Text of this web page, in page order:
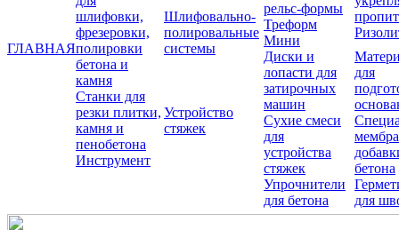
ГЛАВНАЯ
шлифовки,
фрезеровки,
полировки
бетона и
камня
Шлифовально-
полировальные
системы
Станки для
резки плитки,
камня и
пенобетона
Устройство
стяжек
Инструмент
рельс-формы
Треформ
Мини
Диски и
лопасти для
затирочных
машин
для
Сухие смеси
для
устройства
стяжек
бетона
Упрочнители
для бетона
для